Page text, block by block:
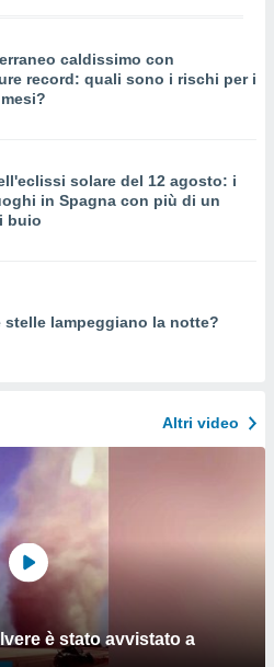
caldissimo con
record: quali sono i rischi per i
solare del 12 agosto: i
in Spagna con più di un
buio
stelle lampeggiano la notte?
Altri video
è stato avvistato a